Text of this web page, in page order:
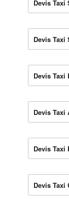
Devis Taxi
Devis Taxi
Devis Taxi
Devis Taxi
Devis Taxi
Devis Taxi